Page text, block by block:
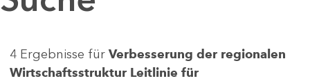
4 Ergebnisse für Verbesserung der regionalen
Wirtschaftsstruktur Leitlinie für